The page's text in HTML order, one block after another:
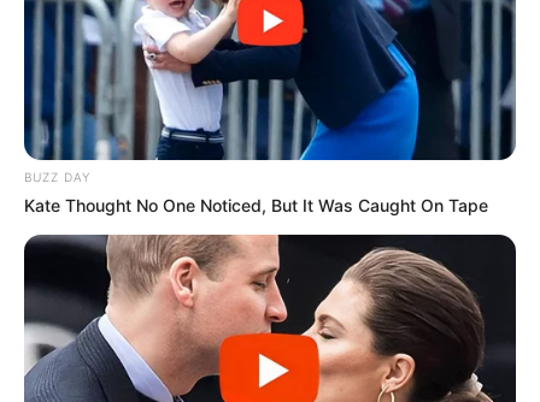
BUZZ DAY
Kate Thought No One Noticed, But It Was Caught On Tape